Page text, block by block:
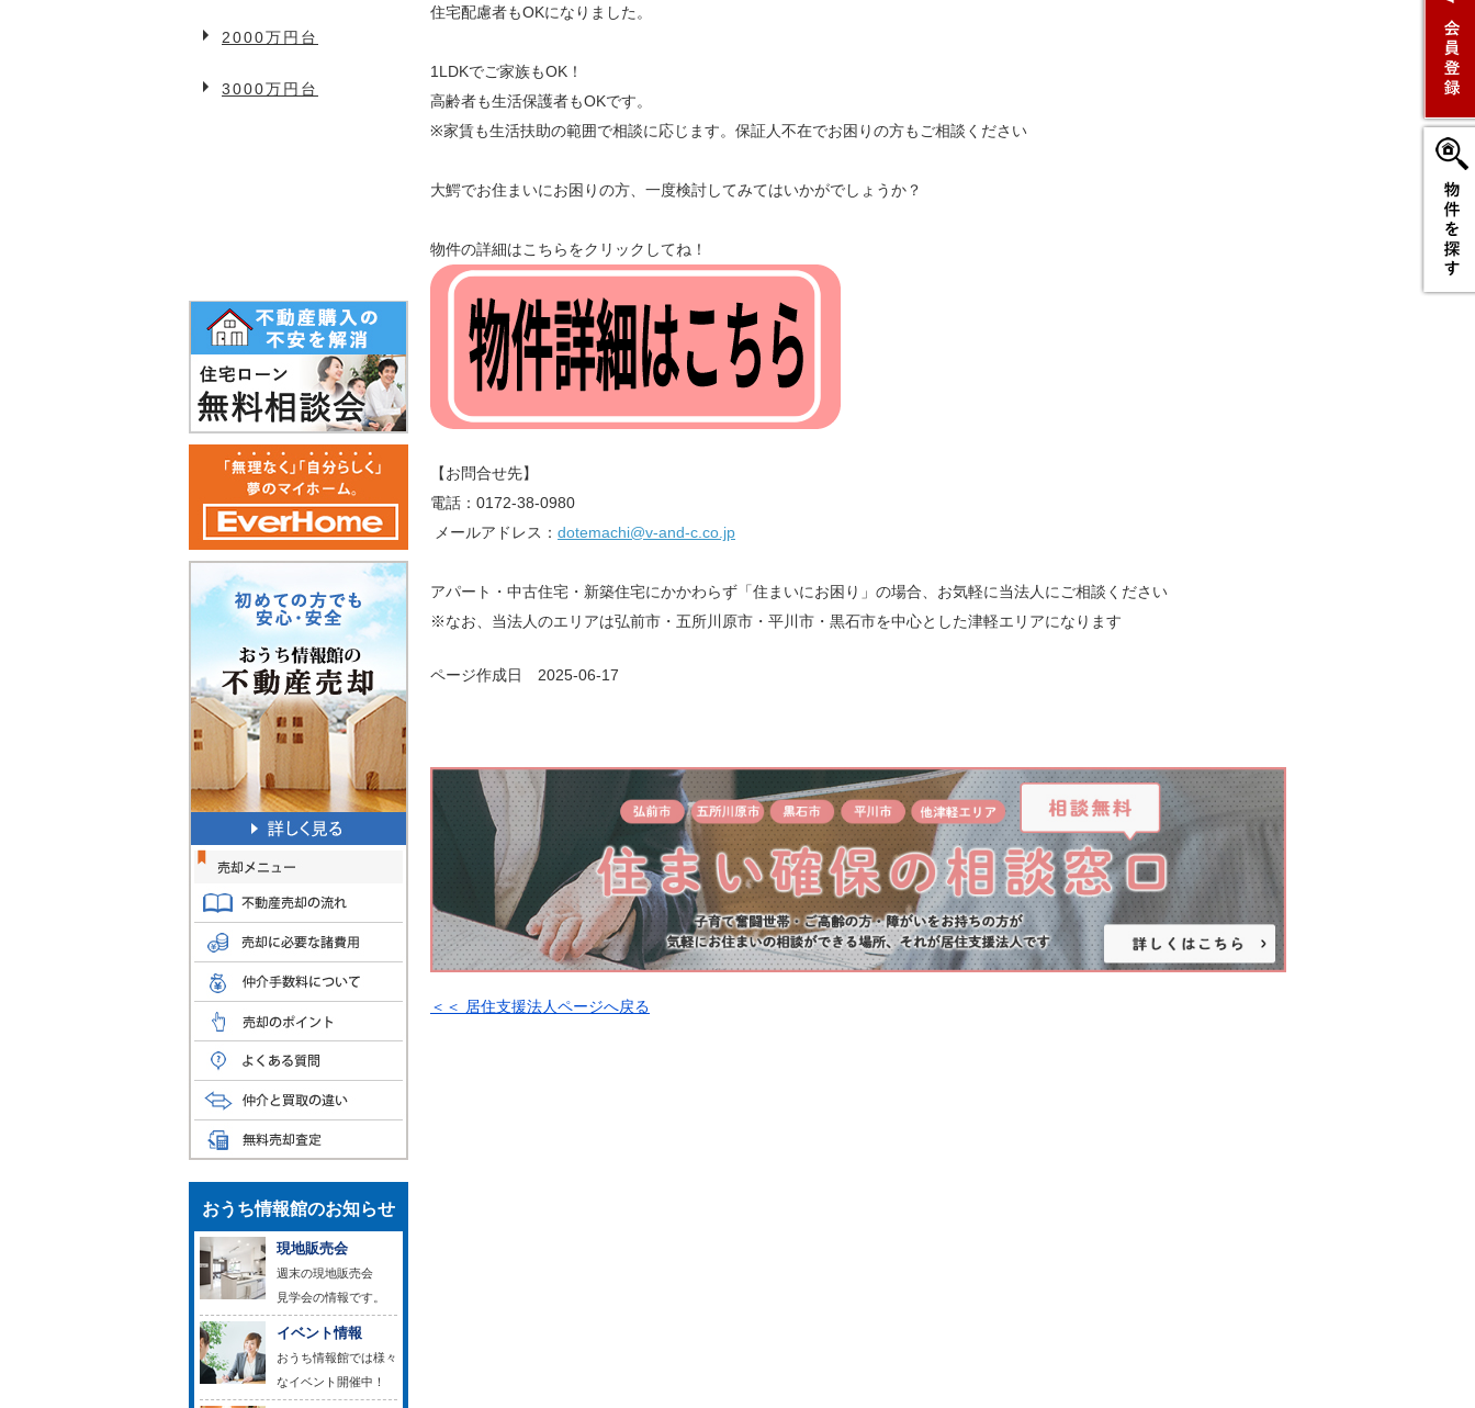
​​​​​​住宅配慮者もOKになりました。
1LDKでご家族もOK！
高齢者も生活保護者もOKです。
※家賃も生活扶助の範囲で相談に応じます。保証人不在でお困りの方もご相談ください
大鰐でお住まいにお困りの方、一度検討してみてはいかがでしょうか？
物件の詳細はこちらをクリックしてね！
【お問合せ先】
電話：0172-38-0980
メールアドレス： dotemachi@v-and-c.co.jp
アパート・中古住宅・新築住宅にかかわらず「住まいにお困り」の場合、お気軽に当法人にご相談ください
※なお、当法人のエリアは弘前市・五所川原市・平川市・黒石市を中心とした津軽エリアになります
ページ作成日 2025-06-17
＜＜ 居住支援法人ページへ戻る
2000万円台
3000万円台
3万円以下
3万円台
おうち情報館のお知らせ
現地販売会
週末の現地販売会
見学会の情報です。
イベント情報
おうち情報館では様々
なイベント開催中！